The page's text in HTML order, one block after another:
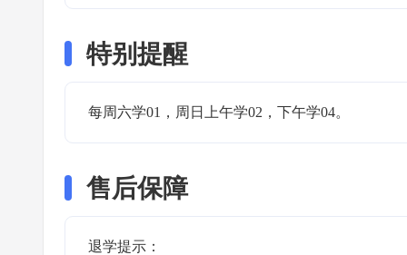
特别提醒
每周六学01，周日上午学02，下午学04。
售后保障
退学提示：